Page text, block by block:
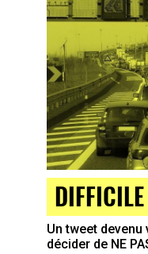
DIFFICILE
Un tweet devenu
décider de NE